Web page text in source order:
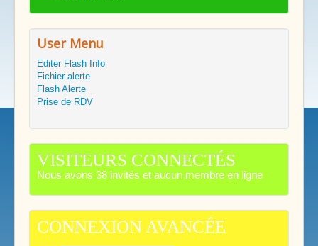
User Menu
Editer Flash Info
Fichier alerte
Flash Alerte
Prise de RDV
VISITEURS CONNECTÉS
Nous avons 38 invités et aucun membre en ligne
CONNEXION AVANCÉE